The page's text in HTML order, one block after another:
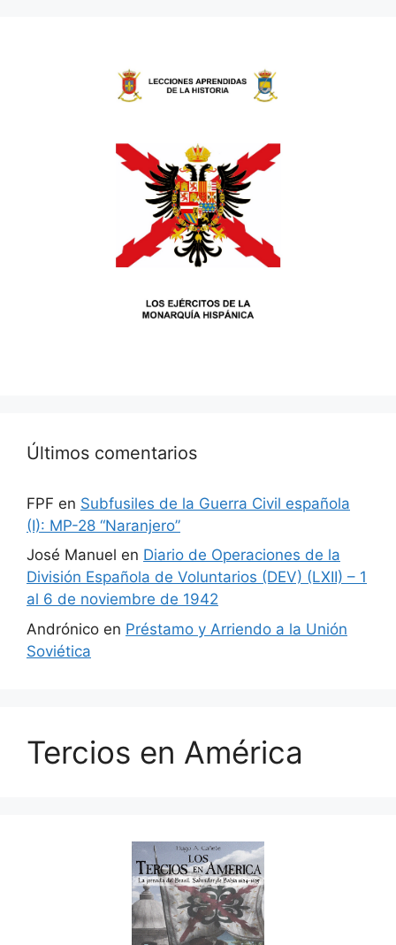
Últimos comentarios
FPF en Subfusiles de la Guerra Civil española
(I): MP-28 “Naranjero”
José Manuel en Diario de Operaciones de la
División Española de Voluntarios (DEV) (LXII) – 1
al 6 de noviembre de 1942
Andrónico en Préstamo y Arriendo a la Unión
Soviética
Tercios en América